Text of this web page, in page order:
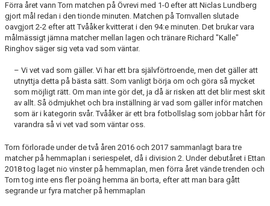
Förra året vann Torn matchen på Övrevi med 1-0 efter att Niclas Lundberg
gjort mål redan i den tionde minuten. Matchen på Tornvallen slutade
oavgjort 2-2 efter att Tvååker kvitterat i den 94:e minuten. Det brukar vara
målmässigt jämna matcher mellan lagen och tränare Richard "Kalle"
Ringhov säger sig veta vad som väntar.
– Vi vet vad som gäller. Vi har ett bra självförtroende, men det gäller att
utnyttja detta på bästa sätt. Som vanligt börja om och göra så mycket
som möjligt rätt. Om man inte gör det, ja då är risken att det blir mest skit
av allt. Så ödmjukhet och bra inställning är vad som gäller inför matchen
som är i kategorin svår. Tvååker är ett bra fotbollslag som jobbar hårt för
varandra så vi vet vad som väntar oss.
Torn förlorade under de två åren 2016 och 2017 sammanlagt bara tre
matcher på hemmaplan i seriespelet, då i division 2. Under debutåret i Ettan
2018 tog laget nio vinster på hemmaplan, men förra året vände trenden och
Torn tog inte ens fler poäng hemma än borta, efter att man bara gått
segrande ur fyra matcher på hemmaplan